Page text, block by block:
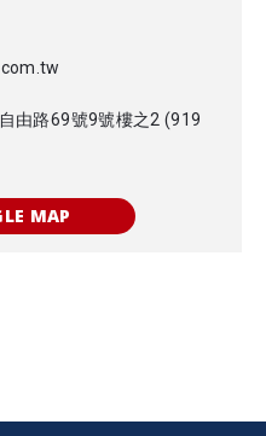
由路69號9號樓之2 (919
MAP